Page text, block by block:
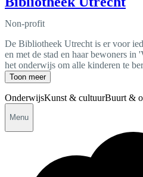
Non-profit
De Bibliotheek Utrecht is er voor
en met de stad en haar bewoners
het onderwijs om alle kinderen te
Toon meer
OnderwijsKunst & cultuurBuurt &
Menu